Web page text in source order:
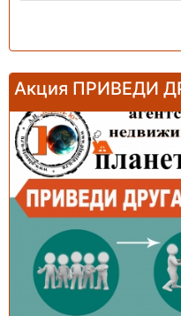
Акция ПРИВЕДИ